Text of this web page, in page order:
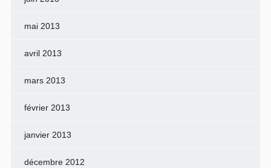
mai 2013
avril 2013
mars 2013
février 2013
janvier 2013
décembre 2012